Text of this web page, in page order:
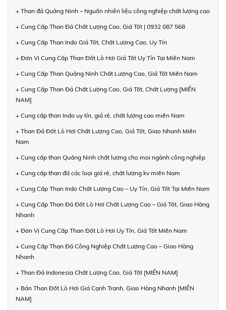
+ Than đá Quảng Ninh – Nguồn nhiên liệu công nghiệp chất lượng cao
+ Cung Cấp Than Đá Chất Lượng Cao, Giá Tốt | 0932 087 568
+ Cung Cấp Than Indo Giá Tốt, Chất Lượng Cao, Uy Tín
+ Đơn Vị Cung Cấp Than Đốt Lò Hơi Giá Tốt Uy Tín Tại Miền Nam
+ Cung Cấp Than Quảng Ninh Chất Lượng Cao, Giá Tốt Miền Nam
+ Cung Cấp Than Đá Chất Lượng Cao, Giá Tốt, Chất Lượng [MIỀN
NAM]
+ Cung cấp than Indo uy tín, giá rẻ, chất lượng cao miền Nam
+ Than Đá Đốt Lò Hơi Chất Lượng Cao, Giá Tốt, Giao Nhanh Miền
Nam
+ Cung cấp than Quảng Ninh chất lượng cho mọi ngành công nghiệp
+ Cung cấp than đá các loại giá rẻ, chất lượng kv miền Nam
+ Cung Cấp Than Indo Chất Lượng Cao – Uy Tín, Giá Tốt Tại Miền Nam
+ Cung Cấp Than Đá Đốt Lò Hơi Chất Lượng Cao – Giá Tốt, Giao Hàng
Nhanh
+ Đơn Vị Cung Cấp Than Đốt Lò Hơi Uy Tín, Giá Tốt Miền Nam
+ Cung Cấp Than Đá Công Nghiệp Chất Lượng Cao – Giao Hàng
Nhanh
+ Than Đá Indonesia Chất Lượng Cao, Giá Tốt [MIỀN NAM]
+ Bán Than Đốt Lò Hơi Giá Cạnh Tranh, Giao Hàng Nhanh [MIỀN
NAM]